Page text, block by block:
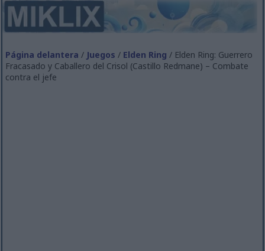
Página delantera / Juegos / Elden Ring / Elden Ring: Guerrero
Fracasado y Caballero del Crisol (Castillo Redmane) – Combate
contra el jefe